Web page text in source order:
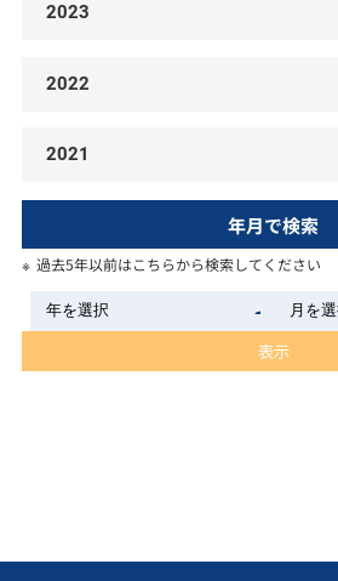
2023
2022
2021
年月で検索
過去5年以前はこちらから検索してください
表示